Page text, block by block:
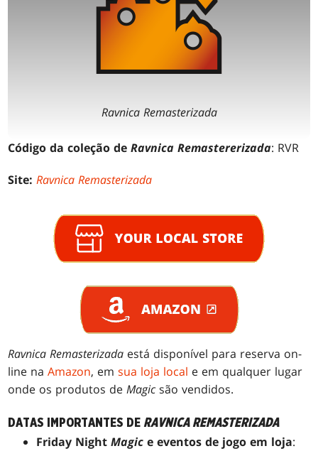
Ravnica Remasterizada
Código da coleção deRavnica Remastererizada: RVR
Site: Ravnica Remasterizada
Ravnica Remasterizada está disponível para reserva on-
line naAmazon, emsua loja local e em qualquer lugar
onde os produtos deMagic são vendidos.
DATAS IMPORTANTES DERAVNICA REMASTERIZADA
Friday NightMagic e eventos de jogo em loja: